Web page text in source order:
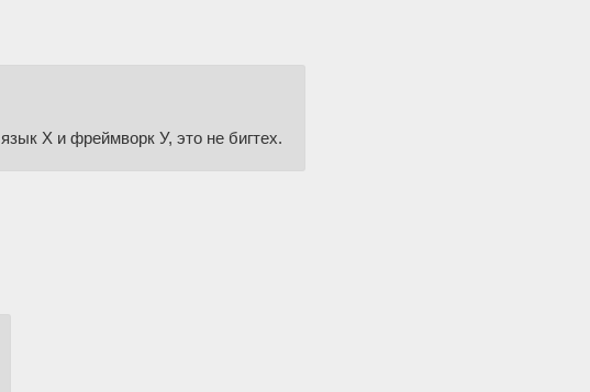
Х и фреймворк У, это не бигтех.